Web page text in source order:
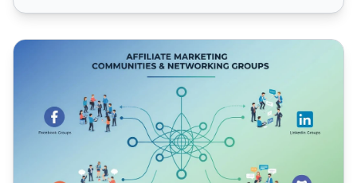
Communautés & Groupes de Marketing d’Affiliation en